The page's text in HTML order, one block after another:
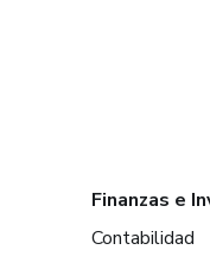
Finanzas e
Contabilidad